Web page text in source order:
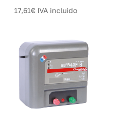
17,61€ IVA incluido